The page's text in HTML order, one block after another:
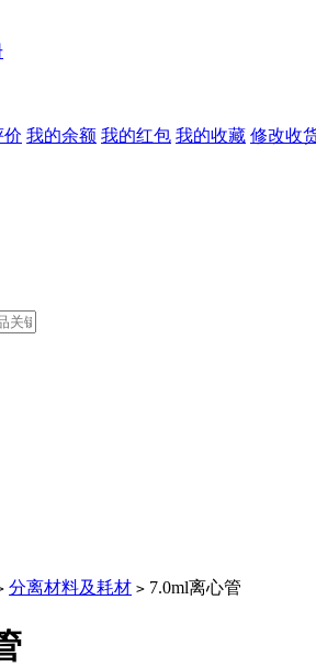
价 我的余额 我的红包 我的收藏 修改收
分离材料及耗材 > 7.0ml离心管